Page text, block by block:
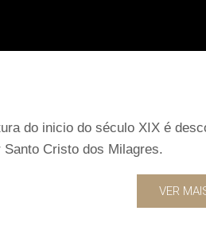
do inicio do século XIX é
Santo Cristo dos Milagres.
VER